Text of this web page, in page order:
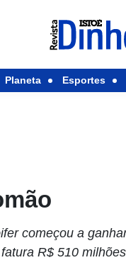
Planeta Esportes
começou a
R$ 510